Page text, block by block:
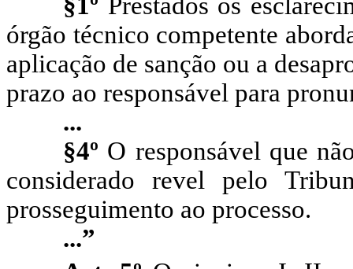
órgão técnico competente
aplicação de sanção ou a
prazo ao responsável para
...
§4º O responsável que
considerado revel pelo
prosseguimento ao processo.
...”